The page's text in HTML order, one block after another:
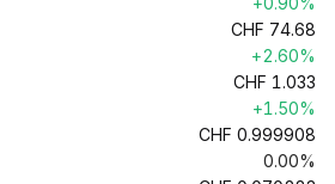
CHF 74.68
+2.60%
CHF 1.033
+1.50%
CHF 0.999908
0.00%